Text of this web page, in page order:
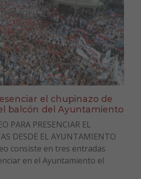
el chupinazo de
balcón del Ayuntamiento
PARA PRESENCIAR EL
DESDE EL AYUNTAMIENTO
consiste en tres entradas
en el Ayuntamiento el